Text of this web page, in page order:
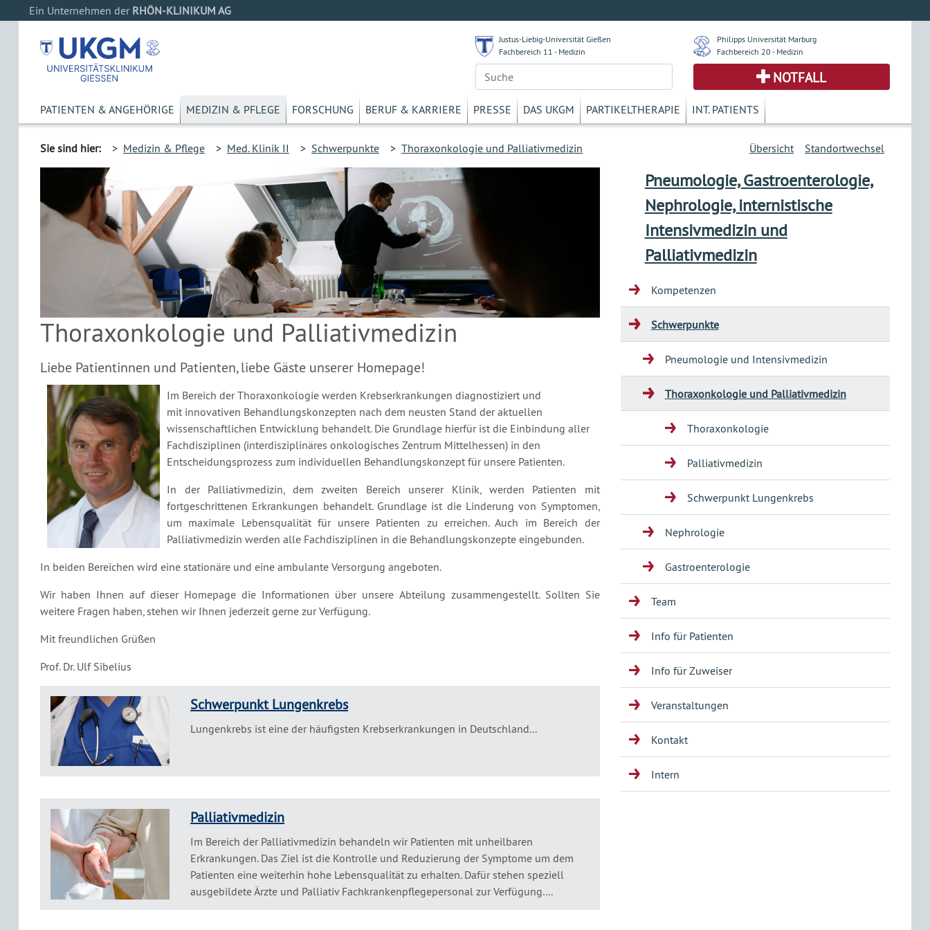
Ein Unternehmen der RHÖN-KLINIKUM AG
Justus-Liebig-Universität Gießen
Fachbereich 11 - Medizin
Philipps Universität Marburg
Fachbereich 20 - Medizin
NOTFALL
PATIENTEN & ANGEHÖRIGE MEDIZIN & PFLEGE FORSCHUNG BERUF & KARRIERE PRESSE DAS UKGM PARTIKELTHERAPIE INT. PATIENTS
Sie sind hier: > Medizin & Pflege > Med. Klinik II > Schwerpunkte > Thoraxonkologie und Palliativmedizin Standortwechsel
Übersicht
Thoraxonkologie und Palliativmedizin
Liebe Patientinnen und Patienten, liebe Gäste unserer Homepage!
Im Bereich der Thoraxonkologie werden Krebserkrankungen diagnostiziert und
mit innovativen Behandlungskonzepten nach dem neusten Stand der aktuellen
wissenschaftlichen Entwicklung behandelt. Die Grundlage hierfür ist die Einbindung aller
Fachdisziplinen (interdisziplinäres onkologisches Zentrum Mittelhessen) in den
Entscheidungsprozess zum individuellen Behandlungskonzept für unsere Patienten.
In der Palliativmedizin, dem zweiten Bereich unserer Klinik, werden Patienten mit
fortgeschrittenen Erkrankungen behandelt. Grundlage ist die Linderung von Symptomen,
um maximale Lebensqualität für unsere Patienten zu erreichen. Auch im Bereich der
Palliativmedizin werden alle Fachdisziplinen in die Behandlungskonzepte eingebunden.
In beiden Bereichen wird eine stationäre und eine ambulante Versorgung angeboten.
Wir haben Ihnen auf dieser Homepage die Informationen über unsere Abteilung zusammengestellt. Sollten Sie
weitere Fragen haben, stehen wir Ihnen jederzeit gerne zur Verfügung.
Mit freundlichen Grüßen
Prof. Dr. Ulf Sibelius
Schwerpunkt Lungenkrebs
Lungenkrebs ist eine der häufigsten Krebserkrankungen in Deutschland...
Palliativmedizin
Im Bereich der Palliativmedizin behandeln wir Patienten mit unheilbaren
Erkrankungen. Das Ziel ist die Kontrolle und Reduzierung der Symptome um dem
Patienten eine weiterhin hohe Lebensqualität zu erhalten. Dafür stehen speziell
ausgebildete Ärzte und Palliativ Fachkrankenpflegepersonal zur Verfügung....
Pneumologie, Gastroenterologie,
Nephrologie, internistische
Intensivmedizin und
Palliativmedizin
Kompetenzen
Schwerpunkte
Pneumologie und Intensivmedizin
Thoraxonkologie und Palliativmedizin
Thoraxonkologie
Palliativmedizin
Schwerpunkt Lungenkrebs
Nephrologie
Gastroenterologie
Team
Info für Patienten
Info für Zuweiser
Veranstaltungen
Kontakt
Intern